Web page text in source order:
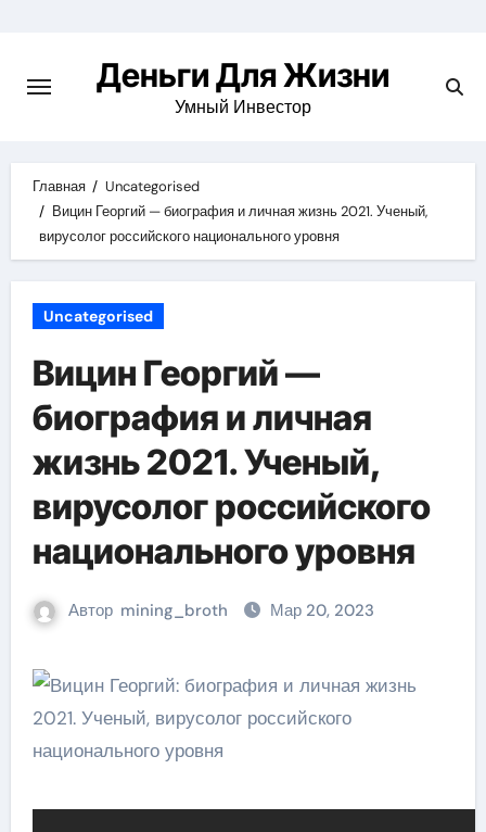
содержимомуДеньги Для Жизни
Умный Инвестор
Главная
Uncategorised
Вицин Георгий — биография и личная жизнь 2021. Ученый,
вирусолог российского национального уровня
Uncategorised
Вицин Георгий —
биография и личная
жизнь 2021. Ученый,
вирусолог российского
национального уровня
Автор mining_broth Мар 20, 2023